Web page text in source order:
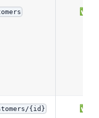
✅
{id} ✅